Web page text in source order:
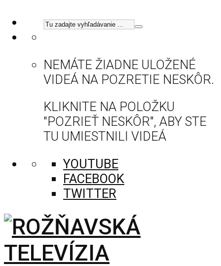
NEMÁTE ŽIADNE ULOŽENÉ
VIDEÁ NA POZRETIE NESKÔR.
KLIKNITE NA POLOŽKU
"POZRIEŤ NESKÔR", ABY STE
TU UMIESTNILI VIDEÁ
YOUTUBE
FACEBOOK
TWITTER